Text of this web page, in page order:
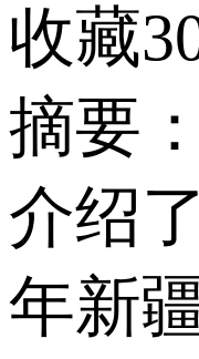
收藏
摘要
介绍
年新